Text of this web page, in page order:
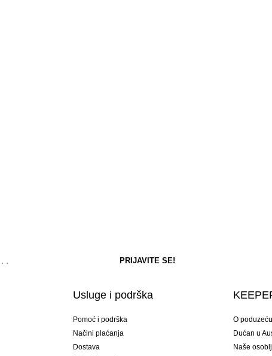
Usluge i podrška
Pomoć i podrška
Načini plaćanja
Dostava
O poduzeću
Dućan u
Naše